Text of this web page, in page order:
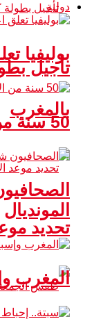
تأجيل
بالمغرب
تحديد
دولية
بوليفيا
50 سنة من الانتظار وما بعد
المونديال
المغرب